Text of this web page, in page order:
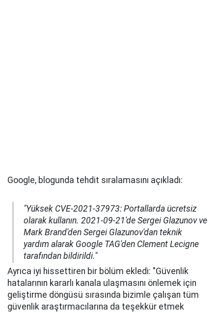
Google, blogunda tehdit sıralamasını açıkladı:
"Yüksek CVE-2021-37973: Portallarda ücretsiz
olarak kullanın. 2021-09-21'de Sergei Glazunov ve
Mark Brand'den Sergei Glazunov'dan teknik
yardım alarak Google TAG'den Clement Lecigne
tarafından bildirildi."
Ayrıca iyi hissettiren bir bölüm ekledi: "Güvenlik
hatalarının kararlı kanala ulaşmasını önlemek için
geliştirme döngüsü sırasında bizimle çalışan tüm
güvenlik araştırmacılarına da teşekkür etmek